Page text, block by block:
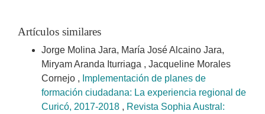
Artículos similares
Jorge Molina Jara, María José Alcaino Jara,
Miryam Aranda Iturriaga , Jacqueline Morales
Cornejo , Implementación de planes de
formación ciudadana: La experiencia regional de
Curicó, 2017-2018 , Revista Sophia Austral: